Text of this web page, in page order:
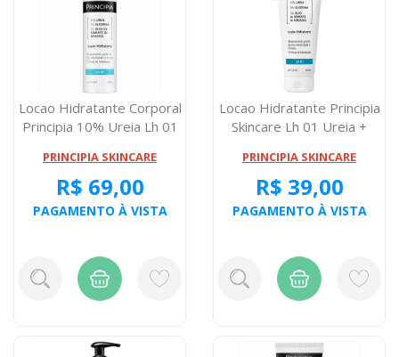
Locao Hidratante Corporal
Principia 10% Ureia Lh 01
PRINCIPIA SKINCARE
R$ 69,00
PAGAMENTO À VISTA
Locao Hidratante Principia
Skincare Lh 01 Ureia +
PRINCIPIA SKINCARE
R$ 39,00
PAGAMENTO À VISTA